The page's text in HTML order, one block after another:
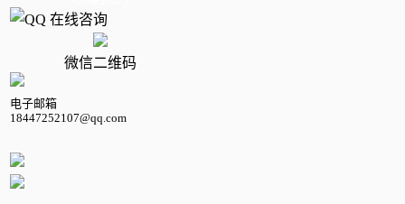
微信二维码
电子邮箱
18447252107@qq.com